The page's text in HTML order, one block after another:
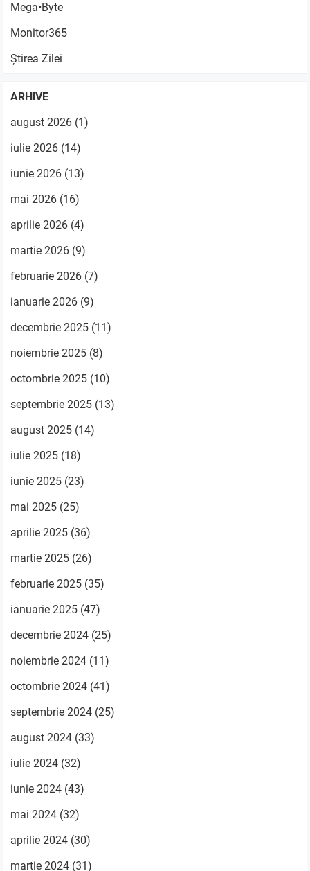
Mega•Byte
Monitor365
Știrea Zilei
ARHIVE
august 2026 (1)
iulie 2026 (14)
iunie 2026 (13)
mai 2026 (16)
aprilie 2026 (4)
martie 2026 (9)
februarie 2026 (7)
ianuarie 2026 (9)
decembrie 2025 (11)
noiembrie 2025 (8)
octombrie 2025 (10)
septembrie 2025 (13)
august 2025 (14)
iulie 2025 (18)
iunie 2025 (23)
mai 2025 (25)
aprilie 2025 (36)
martie 2025 (26)
februarie 2025 (35)
ianuarie 2025 (47)
decembrie 2024 (25)
noiembrie 2024 (11)
octombrie 2024 (41)
septembrie 2024 (25)
august 2024 (33)
iulie 2024 (32)
iunie 2024 (43)
mai 2024 (32)
aprilie 2024 (30)
martie 2024 (31)